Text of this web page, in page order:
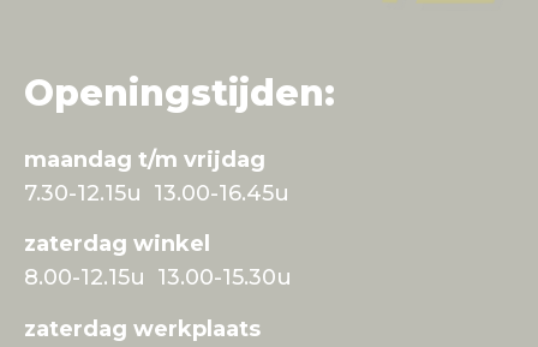
Openingstijden:
maandag t/m vrijdag
7.30-12.15u 13.00-16.45u
zaterdag winkel
8.00-12.15u 13.00-15.30u
zaterdag werkplaats